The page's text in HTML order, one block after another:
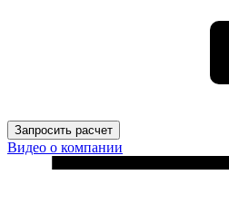
Запросить расчет
Видео о компании